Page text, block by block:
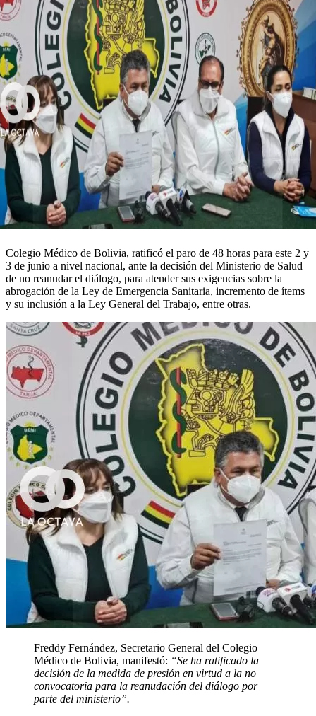
Colegio Médico de Bolivia, ratificó el paro de 48 horas para este 2 y
3 de junio a nivel nacional, ante la decisión del Ministerio de Salud
de no reanudar el diálogo, para atender sus exigencias sobre la
abrogación de la Ley de Emergencia Sanitaria, incremento de ítems
y su inclusión a la Ley General del Trabajo, entre otras.
Freddy Fernández, Secretario General del Colegio
Médico de Bolivia, manifestó: “Se ha ratificado la
decisión de la medida de presión en virtud a la no
convocatoria para la reanudación del diálogo por
parte del ministerio”.